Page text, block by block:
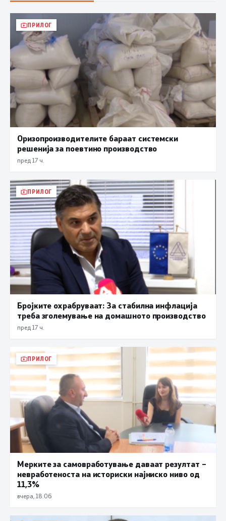
ПРИЛОГ
Оризопроизводителите бараат системски
решенија за поевтино производство
пред 17 ч.
ПРИЛОГ
Бројките охрабруваат: За стабилна инфлација
треба зголемување на домашното производство
пред 17 ч.
ПРИЛОГ
Мерките за самовработување даваат резултат –
невработеноста на историски најниско ниво од
11,3%
вчера, 18:06